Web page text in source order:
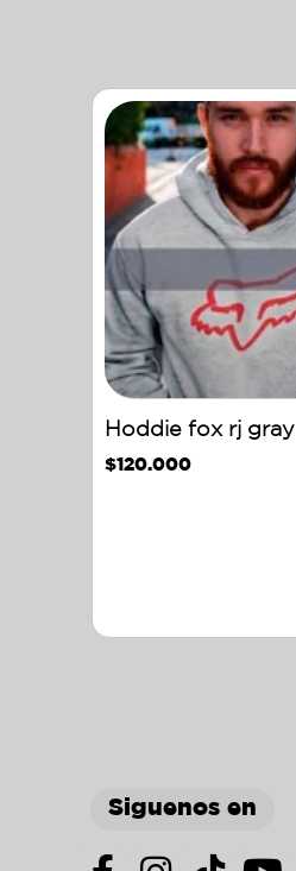
Hoddie fox rj gray
$120.000
Siguenos en